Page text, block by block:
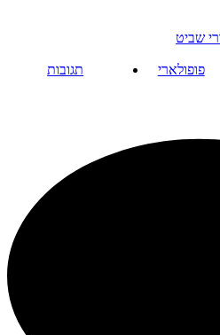
פופולארי תגובות